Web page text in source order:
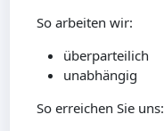
So arbeiten wir:
überparteilich
unabhängig
So erreichen Sie uns: